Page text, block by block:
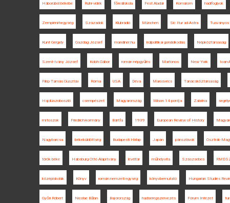
Háborúból békébe Ruhr-vidék főreáliskola Fest Aladár Komárom hadifoglyok
Zempléni-hegység Századok Klubrádió München Sic Itur ad Astra
Kunt Gergely Gazdag József mandiner.hu külpolitikai gondolkodás Népköztársaság
Szent-Ivány József Koloh Gábor román népgyűlés Martonos New York Ioan-
Filep Tamás Gusztáv Róma USA Déva Marosvécs Tanácsköztársaság
Hajdúszoboszló csempészet Magyarország Wilson 14 pontja Zalatna
mítoszok Friedrich-kormány Bártfa 1939 European Review of History
Nagybarcsa békeküldöttség Budapesti Hírlap Japán pánszlávok Osztrák-
török béke Habsburg Ottó Alapítvány levéltár műhelyvita Szászsebes
középiskolák Könyv román nemzeti egység könyvbemutató Hungarian Studies
Győri Róbert Nicolae Bălan Bajorország hadseregszervezés Fórum Intézet